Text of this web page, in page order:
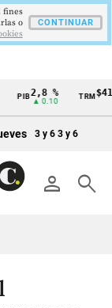
2,8 %
▲ 0.10
TRM
3 y 6 3 y 6
person search
fines
o
CONTINUAR